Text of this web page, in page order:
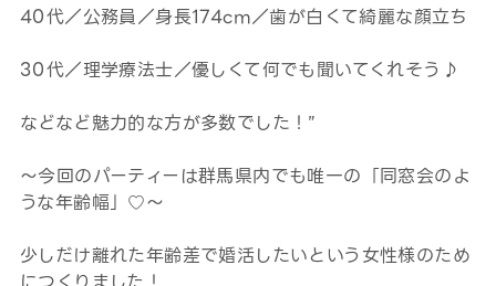
40代／公務員／身長174cm／歯が白くて綺麗な顔立ち
30代／理学療法士／優しくて何でも聞いてくれそう♪
などなど魅力的な方が多数でした！”
～今回のパーティーは群馬県内でも唯一の「同窓会のよ
うな年齢幅」♡～
少しだけ離れた年齢差で婚活したいという女性様のため